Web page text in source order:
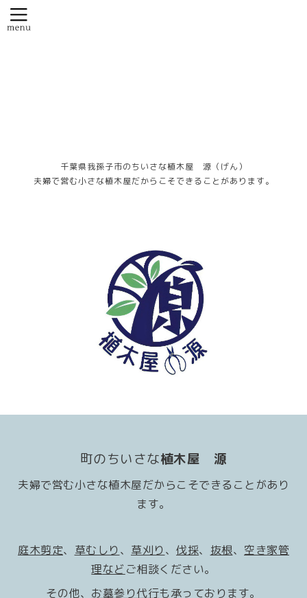
千葉県我孫子市のちいさな植木屋 源（げん）
夫婦で営む小さな植木屋だからこそできることがあります。
町のちいさな植木屋 源
夫婦で営む小さな植木屋だからこそできることがあり
ます。
庭木剪定、 草むしり 、 草刈り 、 伐採、 抜根、 空き家管
理など ご相談ください。
その他、 お墓参り代行も承っております。